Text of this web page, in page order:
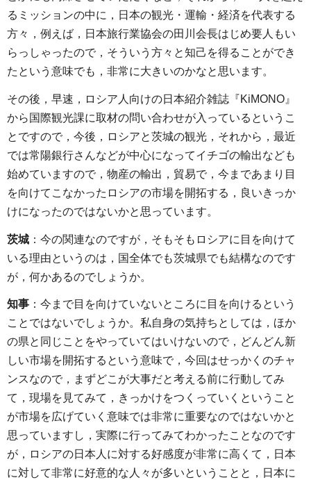
るミッションの中に，日本の観光・運輸・経済を代表する
方々，例えば，日本旅行業協会の田川会長はじめ要人もい
らっしゃったので，そういう方々と知己を得ることができ
たという意味でも，非常に大きいのかなと思います。
その後，早速，ロシア人向けの日本紹介雑誌『KiMONO』
から国際観光課に取材の問い合わせが入っているというこ
とですので，今後，ロシアと茨城の観光，それから，最近
では常陽銀行さんなどが中心になってイチゴの輸出なども
始めていますので，物産の輸出，貿易で，今まであまり目
を向けてこなかったロシアの市場を開拓する，良いきっか
けになったのではないかと思っています。
茨城 ：今の関連なのですが，そもそもロシアに目を向けて
いる理由というのは，国全体でも茨城県でも結構なのです
が，何かあるのでしょうか。
知事 ：今まで目を向けていないところに目を向けるという
ことではないでしょうか。私自身の気持ちとしては，ほか
の県と同じことをやっていてはいけないので，どんどん新
しい市場を開拓するという意味で，今回はせっかくのチャ
ンスなので，まずどこが大事だと考える前に行動してみ
て，現場を見てみて，きっかけをつくっていくということ
が市場を広げていく意味では非常に重要なのではないかと
思っていますし，実際に行ってみてわかったことなのです
が，ロシアの日本人に対する好感度が非常に高くて，日本
に対して非常に好意的な人々が多いということと，日本に